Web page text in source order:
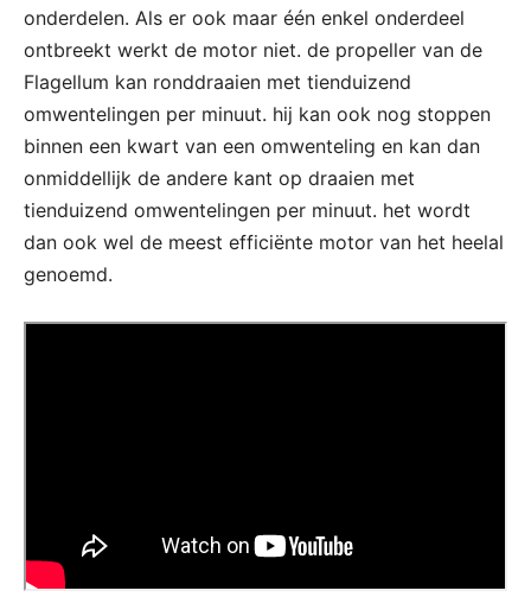
onderdelen. Als er ook maar één enkel onderdeel
ontbreekt werkt de motor niet. de propeller van de
Flagellum kan ronddraaien met tienduizend
omwentelingen per minuut. hij kan ook nog stoppen
binnen een kwart van een omwenteling en kan dan
onmiddellijk de andere kant op draaien met
tienduizend omwentelingen per minuut. het wordt
dan ook wel de meest efficiënte motor van het heelal
genoemd.